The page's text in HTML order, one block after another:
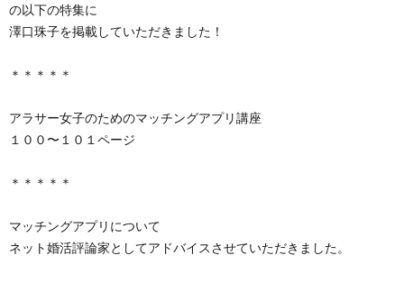
の以下の特集に
澤口珠子を掲載していただきました！
＊＊＊＊＊
アラサー女子のためのマッチングアプリ講座
１００〜１０１ページ
＊＊＊＊＊
マッチングアプリについて
ネット婚活評論家としてアドバイスさせていただきました。